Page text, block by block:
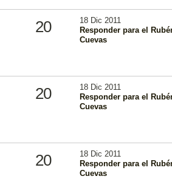
20
18 Dic 2011
Responder para el
Cuevas
20
18 Dic 2011
Responder para el
Cuevas
20
18 Dic 2011
Responder para el
Cuevas